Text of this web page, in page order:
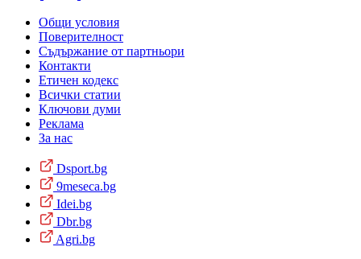
Общи условия
Поверителност
Съдържание от партньори
Контакти
Етичен кодекс
Всички статии
Ключови думи
Реклама
За нас
Dsport.bg
9meseca.bg
Idei.bg
Dbr.bg
Agri.bg